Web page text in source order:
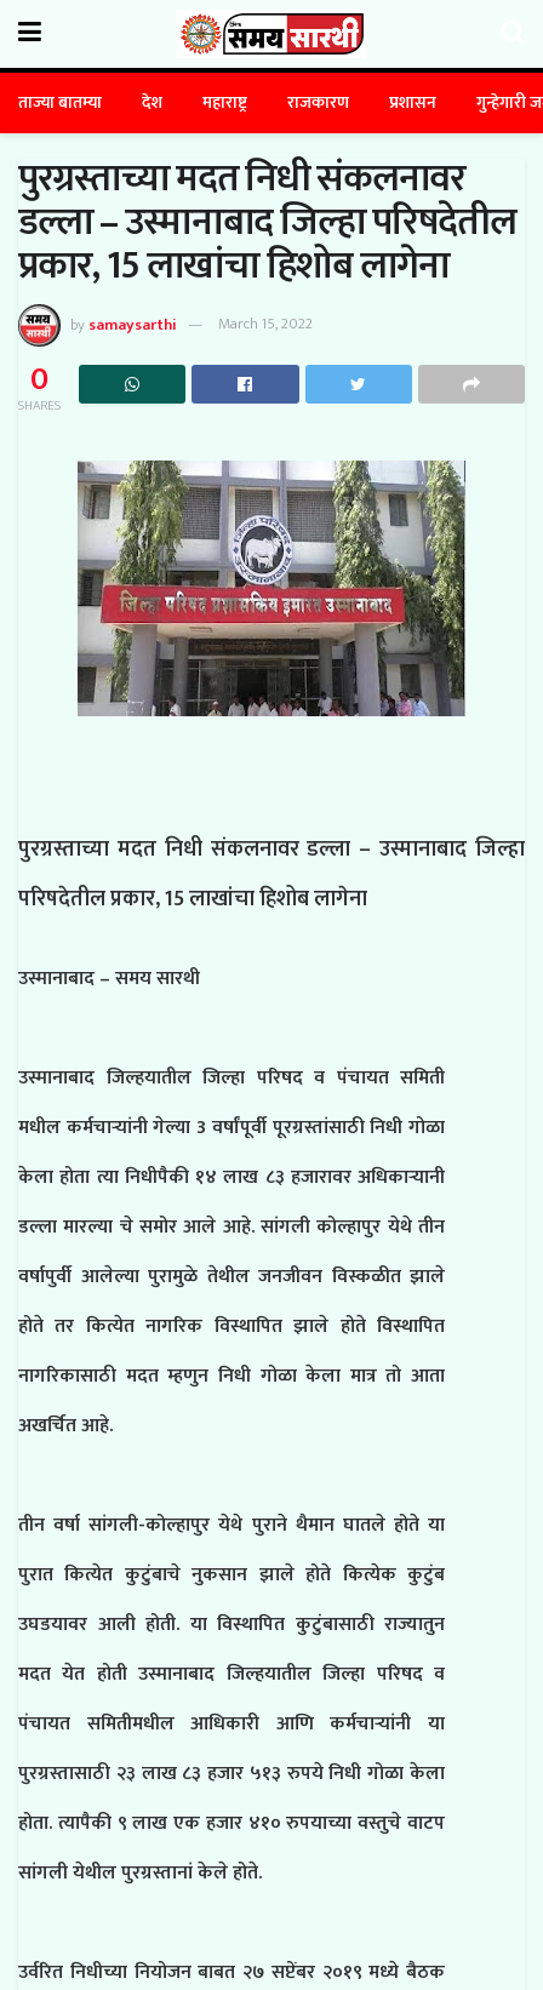
ताज्या बातम्या देश महाराष्ट्र राजकारण प्रशासन गुन्हेगारी
पुरग्रस्ताच्या मदत निधी संकलनावर
डल्ला – उस्मानाबाद जिल्हा परिषदेतील
प्रकार, 15 लाखांचा हिशोब लागेना
bysamaysarthi March 15, 2022
0
SHARES
पुरग्रस्ताच्या मदत निधी संकलनावर डल्ला – उस्मानाबाद जिल्हा
परिषदेतील प्रकार, 15 लाखांचा हिशोब लागेना
उस्मानाबाद – समय सारथी
उस्मानाबाद जिल्हयातील जिल्हा परिषद व पंचायत समिती
मधील कर्मचाऱ्यांनी गेल्या 3 वर्षांपूर्वी पूरग्रस्तांसाठी निधी गोळा
केला होता त्या निधीपैकी १४ लाख ८३ हजारावर अधिकाऱ्यानी
डल्ला मारल्या चे समोर आले आहे. सांगली कोल्हापुर येथे तीन
वर्षापुर्वी आलेल्या पुरामुळे तेथील जनजीवन विस्कळीत झाले
होते तर कित्येत नागरिक विस्थापित झाले होते विस्थापित
नागरिकासाठी मदत म्हणुन निधी गोळा केला मात्र तो आता
अखर्चित आहे.
तीन वर्षा सांगली-कोल्हापुर येथे पुराने थैमान घातले होते या
पुरात कित्येत कुटुंबाचे नुकसान झाले होते कित्येक कुटुंब
उघडयावर आली होती. या विस्थापित कुटुंबासाठी राज्यातुन
मदत येत होती उस्मानाबाद जिल्हयातील जिल्हा परिषद व
पंचायत समितीमधील आधिकारी आणि कर्मचाऱ्यांनी या
पुरग्रस्तासाठी २३ लाख ८३ हजार ५१३ रुपये निधी गोळा केला
होता. त्यापैकी ९ लाख एक हजार ४१० रुपयाच्या वस्तुचे वाटप
सांगली येथील पुरग्रस्तानां केले होते.
उर्वरित निधीच्या नियोजन बाबत २७ सप्टेंबर २०१९ मध्ये बैठक